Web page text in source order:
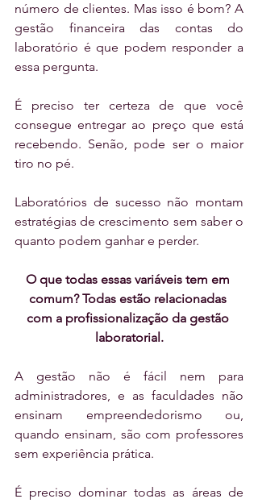
número de clientes. Mas isso é bom? A
gestão financeira das contas do
laboratório é que podem responder a
essa pergunta.
É preciso ter certeza de que você
consegue entregar ao preço que está
recebendo. Senão, pode ser o maior
tiro no pé.
Laboratórios de sucesso não montam
estratégias de crescimento sem saber o
quanto podem ganhar e perder.
O que todas essas variáveis tem em
comum? Todas estão relacionadas
com a profissionalização da gestão
laboratorial.
A gestão não é fácil nem para
administradores, e as faculdades não
ensinam empreendedorismo ou,
quando ensinam, são com professores
sem experiência prática.
É preciso dominar todas as áreas de